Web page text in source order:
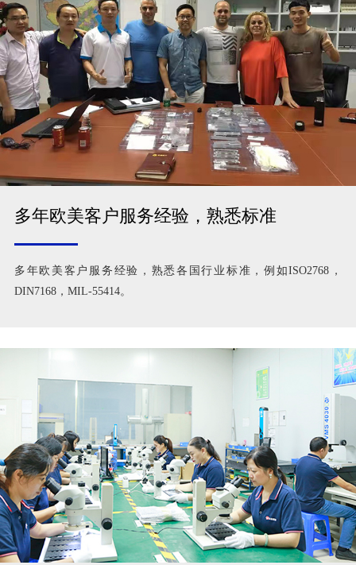
多年欧美客户服务经验，熟悉标准
多年欧美客户服务经验，熟悉各国行业标准，例如ISO2768，
DIN7168，MIL-55414。